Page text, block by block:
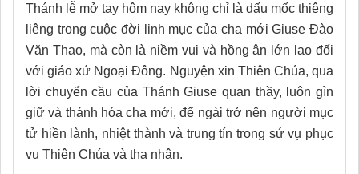
Thánh lễ mở tay hôm nay không chỉ là dấu mốc thiêng
liêng trong cuộc đời linh mục của cha mới Giuse Đào
Văn Thao, mà còn là niềm vui và hồng ân lớn lao đối
với giáo xứ Ngoại Đông. Nguyện xin Thiên Chúa, qua
lời chuyển cầu của Thánh Giuse quan thầy, luôn gìn
giữ và thánh hóa cha mới, để ngài trở nên người mục
tử hiền lành, nhiệt thành và trung tín trong sứ vụ phục
vụ Thiên Chúa và tha nhân.